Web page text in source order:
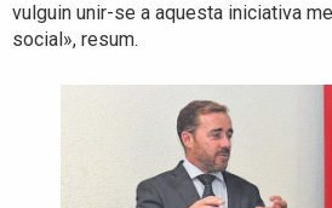
vulguin unir-se a aquesta iniciativa
social», resum.